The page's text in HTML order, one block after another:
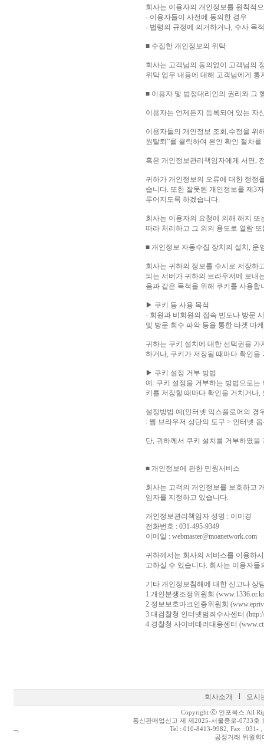
회사는 이용자의 개인정보를 원칙적
- 이용자들이 사전에 동의한 경우
- 법령의 규정에 의거하거나, 수사 목
■ 수집한 개인정보의 위탁
회사는 고객님의 동의없이 고객님의
위탁 업무 내용에 대해 고객님에게
■ 이용자 및 법정대리인의 권리와 그
이용자는 언제든지 등록되어 있는 자
이용자들의 개인정보 조회,수정을 위
원탈퇴”를 클릭하여 본인 확인 절차
혹은 개인정보관리책임자에게 서면,
귀하가 개인정보의 오류에 대한 정정
습니다. 또한 잘못된 개인정보를 제3
루어지도록 하겠습니다.
회사는 이용자의 요청에 의해 해지
따라 처리하고 그 외의 용도로 열람
■ 개인정보 자동수집 장치의 설치, 운
회사는 귀하의 정보를 수시로 저장하
되는 서버가 귀하의 브라우저에 보내
음과 같은 목적을 위해 쿠키를 사용합
▶ 쿠키 등 사용 목적
- 회원과 비회원의 접속 빈도나 방문
및 방문 회수 파악 등을 통한 타겟 마
귀하는 쿠키 설치에 대한 선택권을
하거나, 쿠키가 저장될 때마다 확인
▶ 쿠키 설정 거부 방법
예: 쿠키 설정을 거부하는 방법으로
키를 저장할 때마다 확인을 거치거나
설정방법 예(인터넷 익스플로어의 경
: 웹 브라우저 상단의 도구 > 인터넷
단, 귀하께서 쿠키 설치를 거부하였
■ 개인정보에 관한 민원서비스
회사는 고객의 개인정보를 보호하고
임자를 지정하고 있습니다.
개인정보관리책임자 성명 : 이미경
전화번호 : 031-495-9349
이메일 : webmaster@moanetwork.com
귀하께서는 회사의 서비스를 이용하
고하실 수 있습니다. 회사는 이용자
기타 개인정보침해에 대한 신고나 상
1.개인분쟁조정위원회
2.정보보호마크인증위원회
3.대검찰청 인터넷범죄수사센터
4.경찰청 사이버테러대응센터
회사소개 오시
Copyright ⓒ 인포목스 All
통신판매업신고 제 제2025-서울종로-0733호
Tel : 010-8413-9982, Fax : 031-
공정거래 위원